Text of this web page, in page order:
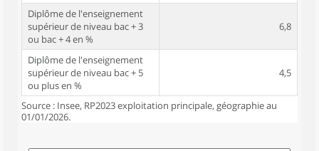
Diplôme de l'enseignement
supérieur de niveau bac + 3
ou bac + 4 en %
6,8
Diplôme de l'enseignement
supérieur de niveau bac + 5
ou plus en %
4,5
Source : Insee, RP2023 exploitation principale, géographie au
01/01/2026.